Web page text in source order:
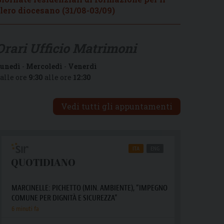
diocesano (31/08-03/09)
- Mercoledì - Venerdì
ore 9:30 alle ore 12:30
Vedi tutti gli appuntamenti